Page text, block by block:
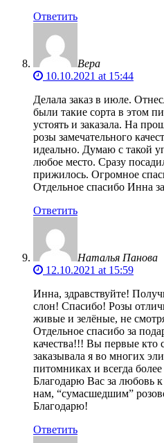
Ответить
Вера
10.10.2021 at 15:44
Делала заказ в июле.
были такие сорта в этом
устоять и заказала. На
розы замечательного
идеально. Думаю с такой
любое место. Сразу
прижилось. Огромное
Отдельное спасибо Инна
Ответить
Наталья Панова
12.10.2021 at 15:59
Инна, здравствуйте!
слон! Спасибо! Розы
живые и зелёные, не
Отдельное спасибо за
качества!!! Вы первые кто
заказывала я во многих
питомниках и всегда
Благодарю Вас за любовь
нам, “сумасшедшим”
Благодарю!
Ответить